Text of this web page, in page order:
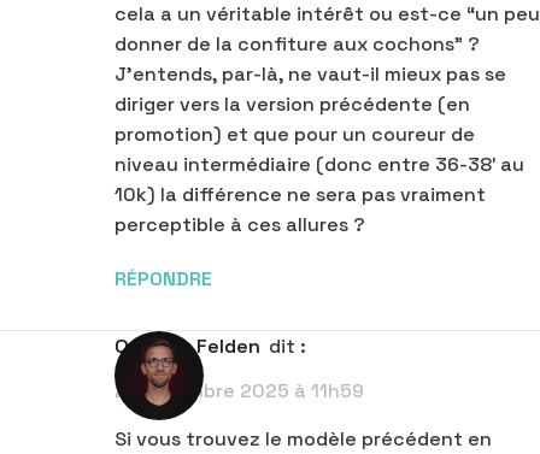
cela a un véritable intérêt ou est-ce “un peu
donner de la confiture aux cochons” ?
J’entends, par-là, ne vaut-il mieux pas se
diriger vers la version précédente (en
promotion) et que pour un coureur de
niveau intermédiaire (donc entre 36-38′ au
10k) la différence ne sera pas vraiment
perceptible à ces allures ?
RÉPONDRE
Quentin Felden dit :
2 septembre 2025 à 11h59
Si vous trouvez le modèle précédent en